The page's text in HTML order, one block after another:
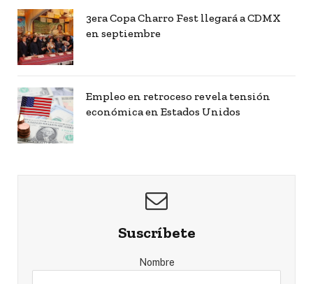
3era Copa Charro Fest llegará a CDMX
en septiembre
Empleo en retroceso revela tensión
económica en Estados Unidos
Suscríbete
Nombre